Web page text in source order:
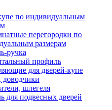
по индивидуальным
перегородки по
размерам
ручка
профиль
для дверей-купе
доводчики
шлегеля
для подвесных дверей